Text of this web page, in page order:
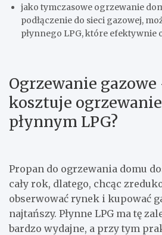
jako tymczasowe ogrzewanie
podłączenie do sieci gazowej,
płynnego LPG, które efektywnie
Ogrzewanie
kosztuje
płynnym LPG?
Propan do ogrzewania domu
cały rok, dlatego, chcąc
obserwować rynek i kupować
najtańszy. Płynne LPG ma tę
bardzo wydajne, a przy tym